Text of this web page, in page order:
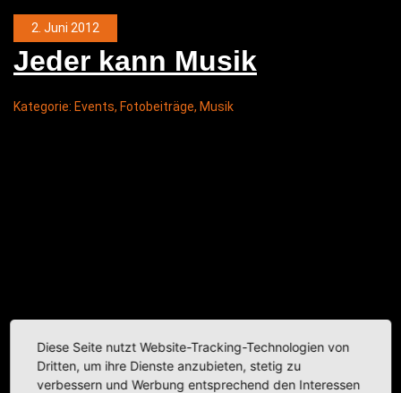
2. Juni 2012
Jeder kann Musik
Kategorie: Events, Fotobeiträge, Musik
Diese Seite nutzt Website-Tracking-Technologien von
Dritten, um ihre Dienste anzubieten, stetig zu
verbessern und Werbung entsprechend den Interessen